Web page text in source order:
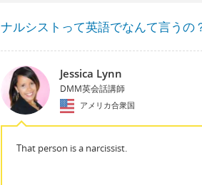
ナルシストって英語でなんて言うの
Jessica Lynn
DMM英会話講師
アメリカ合衆国
That person is a narcissist.